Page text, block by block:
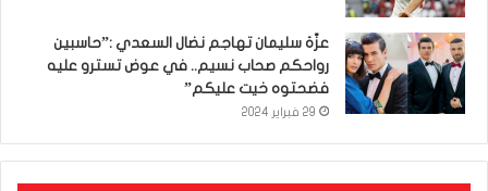
عزّة سليمان تهاجم نضال السعدي :”حاسبين
رواحكم صحاب نسيم.. في عوض تسترو عليه
فضحتوه خيت عليكم”
29 فبراير 2024